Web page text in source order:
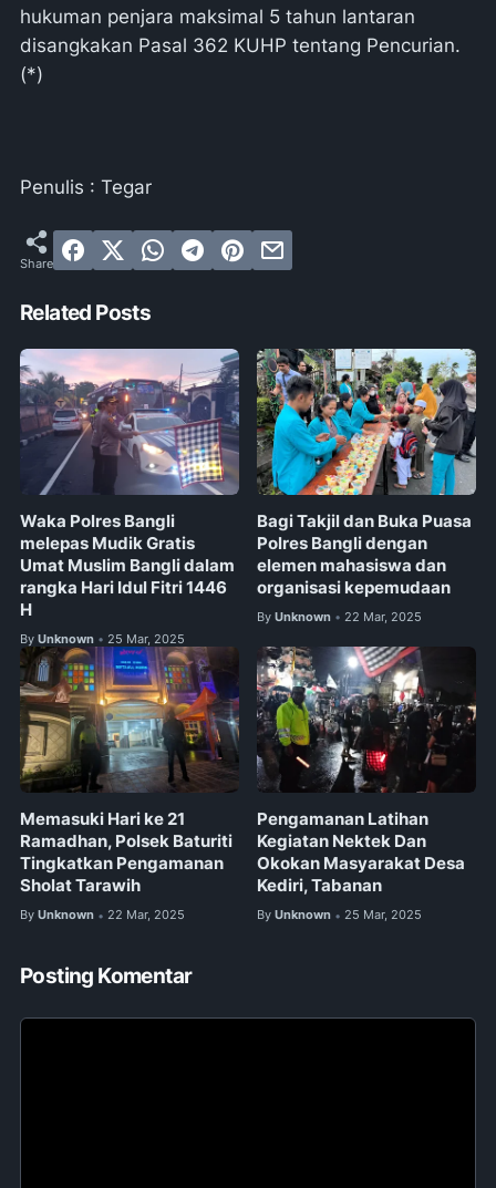
hukuman penjara maksimal 5 tahun lantaran
disangkakan Pasal 362 KUHP tentang Pencurian.
(*)
Penulis : Tegar
Related Posts
Waka Polres Bangli
melepas Mudik Gratis
Umat Muslim Bangli dalam
rangka Hari Idul Fitri 1446
H
By Unknown • 25 Mar, 2025
Bagi Takjil dan Buka Puasa
Polres Bangli dengan
elemen mahasiswa dan
organisasi kepemudaan
By Unknown • 22 Mar, 2025
Memasuki Hari ke 21
Ramadhan, Polsek Baturiti
Tingkatkan Pengamanan
Sholat Tarawih
By Unknown • 22 Mar, 2025
Pengamanan Latihan
Kegiatan Nektek Dan
Okokan Masyarakat Desa
Kediri, Tabanan
By Unknown • 25 Mar, 2025
Posting Komentar